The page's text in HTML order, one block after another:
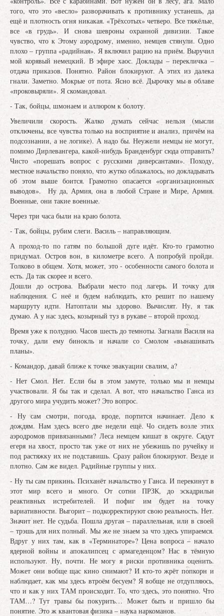
того, что это «весло» разворачивать к противнику устанешь, да
ещё и плотность огня никакая. «Трёхсотых» четверо. Все тяжёлые,
все «в грудь». И снова шевроны охранной дивизии. Такое
чувство, что к Этому аэродрому, именно, немцев стянули. Одно
плохо – группа «радийная». Я включил рацию на приём. Выручил
мой корявый немецкий. В эфире хаос. Доклады – перекличка –
отдача приказов. Понятно. Район блокируют. А этих из далека
гнали. Заметно. Мокрые от пота. Ясно всё. Дырочку мы в облаве
«проковыряли». Я скомандовал.
- Так, бойцы, шмонаем и аллюром к болоту.
Увеличили скорость. Жалко думать сейчас нельзя (мысли
отключены, все чувства только на восприятие и анализ, причём на
подсознании, а не логике). А надо бы. Неужели немцы не могут,
помимо Дирлевангера, какой-нибудь Бранденбург сюда отправить?
Чисто «порешать вопрос с русскими диверсантами». Походу,
местное начальство поняло, что жутко облажалось, но докладывать
об этом выше боится. Грамотно опасается «организационных
выводов». Ну да, Армия, она в любой Стране и Мире, Армия.
Военные, они такие военные.
Через три часа были на краю болота.
- Так, бойцы, рубим слеги. Василь – направляющим.
А проход-то по гатям по большой дуге идёт. Кто-то грамотно
придумал. Остров вон, в километре всего. А попробуй пройди.
Толково в общем. Хотя, может, это - особенности самого болота и
есть. Да так скорее и всего.
Дошли до острова. Выбрали место под лагерь. И точку для
наблюдения. С неё и будем наблюдать, кто решит по нашему
маршруту идти. Натоптали мы здорово. Вычислят. Ну, я так
думаю. А у нас здесь, козырный туз в рукаве – второй проход.
Время уже к полудню. Часов шесть до темноты. Загнали Василя на
точку, дали ему бинокль и начали со Смолом «вынашивать
планы».
- Командор, давай ближе к точке эвакуации свалим, а?
- Нет Смол. Нет. Если бы в этом замуте, только мы и немцы
участвовали. Я бы так и сделал. А вот, что начальство Ганса из
другого мира учудить может? Это вопрос.
- Ну сам смотри, погода, вроде, портится начинает. Дело к
дождям. Нам здесь всего две недели ещё. Чо сидеть возле этих
аэродромов привязанными? Леса немцем кишат в округе. Сядут
егеря на хвост, просто так уже от них не убежишь по ручейку и
под растяжку их не подставишь. Сразу район блокируют. Везде и
плотно. Сам же видел. Радийные группы у них.
- Ну ты сам прикинь. Психанёт начальство у Ганса. И перекинут в
этот мир всего и много. От сотни ПРЗК, до эскадрильи
реактивных истребителей. И пофиг им будет на точку
вариативности. Выгорит – подкорректируют свою реальность. Нет.
Значит нет. Не судьба. Пошла другая – параллельная, или в своей
– трэшь для них полный. Мы же не знаем за что здесь упираемся.
Вдруг у них там, как в «Терминаторе»? Цена вопроса – начало
ядерной войны и апокалипсец с армагеденцом? Нас в тёмную
используют. Ну, почти. Не могу я риски противника оценить.
Может они вобще щас кино снимают? И кто-то жрёт попкорн и
наблюдает, как мы здесь втроём бесуем? Я вобще не отдупляюсь,
что и как у них ТАМ происходит. То, что здесь, это понятно. Что
ТАМ…? Тут травы бы покурить… Может быть и пришло бы
понятие. Это ж квантовая физика – наука наркоманов.